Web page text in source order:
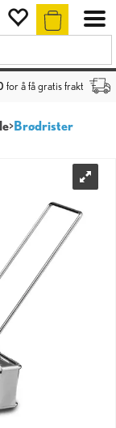
for å få gratis frakt
>Brødrister